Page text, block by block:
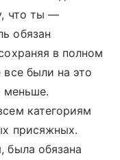
что ты —
обязан
в полном
были на это
меньше.
категориям
присяжных.
была обязана